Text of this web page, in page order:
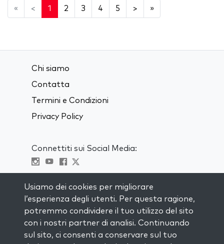
« < 1 2 3 4 5 > »
Chi siamo
Contatta
Termini e Condizioni
Privacy Policy
Connettiti sui Social Media:
RIMANI AGGIORNATO
Iscriviti alla nostra mailing list e ricevi
ispirazione ogni settimana nella tua
Usiamo dei cookies per migliorare
l’esperienza degli utenti. Per questa ragione,
potremmo condividere il tuo utilizzo del sito
con i nostri partner di analisi. Continuando
sul sito, ci consenti a conservare sul tuo